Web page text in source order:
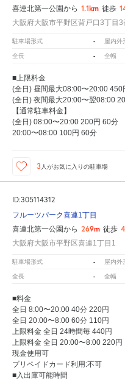
喜連北第一公園から 1.1km 徒歩
大阪府大阪市平野区背戸口3丁目3
駐車場形式 - 屋内外
全長 - 全幅
■上限料金
(全日) 昼間最大08:00〜20:00
(全日) 夜間最大20:00〜翌08:00
【通常駐車料金】
(全日) 08:00〜20:00 200円 60分
20:00〜08:00 100円 60分
3人がお気に入りの駐車場
ID:305114312
フルーツパーク喜連1丁目
喜連北第一公園から 269m 徒歩
大阪府大阪市平野区喜連1丁目1
駐車場形式 - 屋内外
全長 - 全幅
■料金
全日 8:00〜20:00 40分 220円
全日 20:00〜8:00 60分 110円
上限料金 全日 24時間毎 440円
上限料金 全日 20:00〜8:00 220円
現金使用可
プリペイドカード利用:不可
■入出庫可能時間